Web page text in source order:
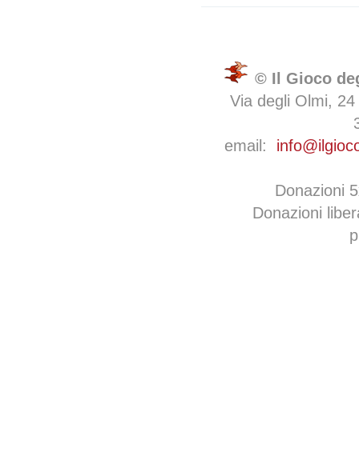
© Il Gioco
Via degli Olmi,
email:
Donazioni
Donazioni